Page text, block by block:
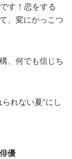
す！恋をする
、変にかっこつ
、何でも信じち
れない夏”にし
優